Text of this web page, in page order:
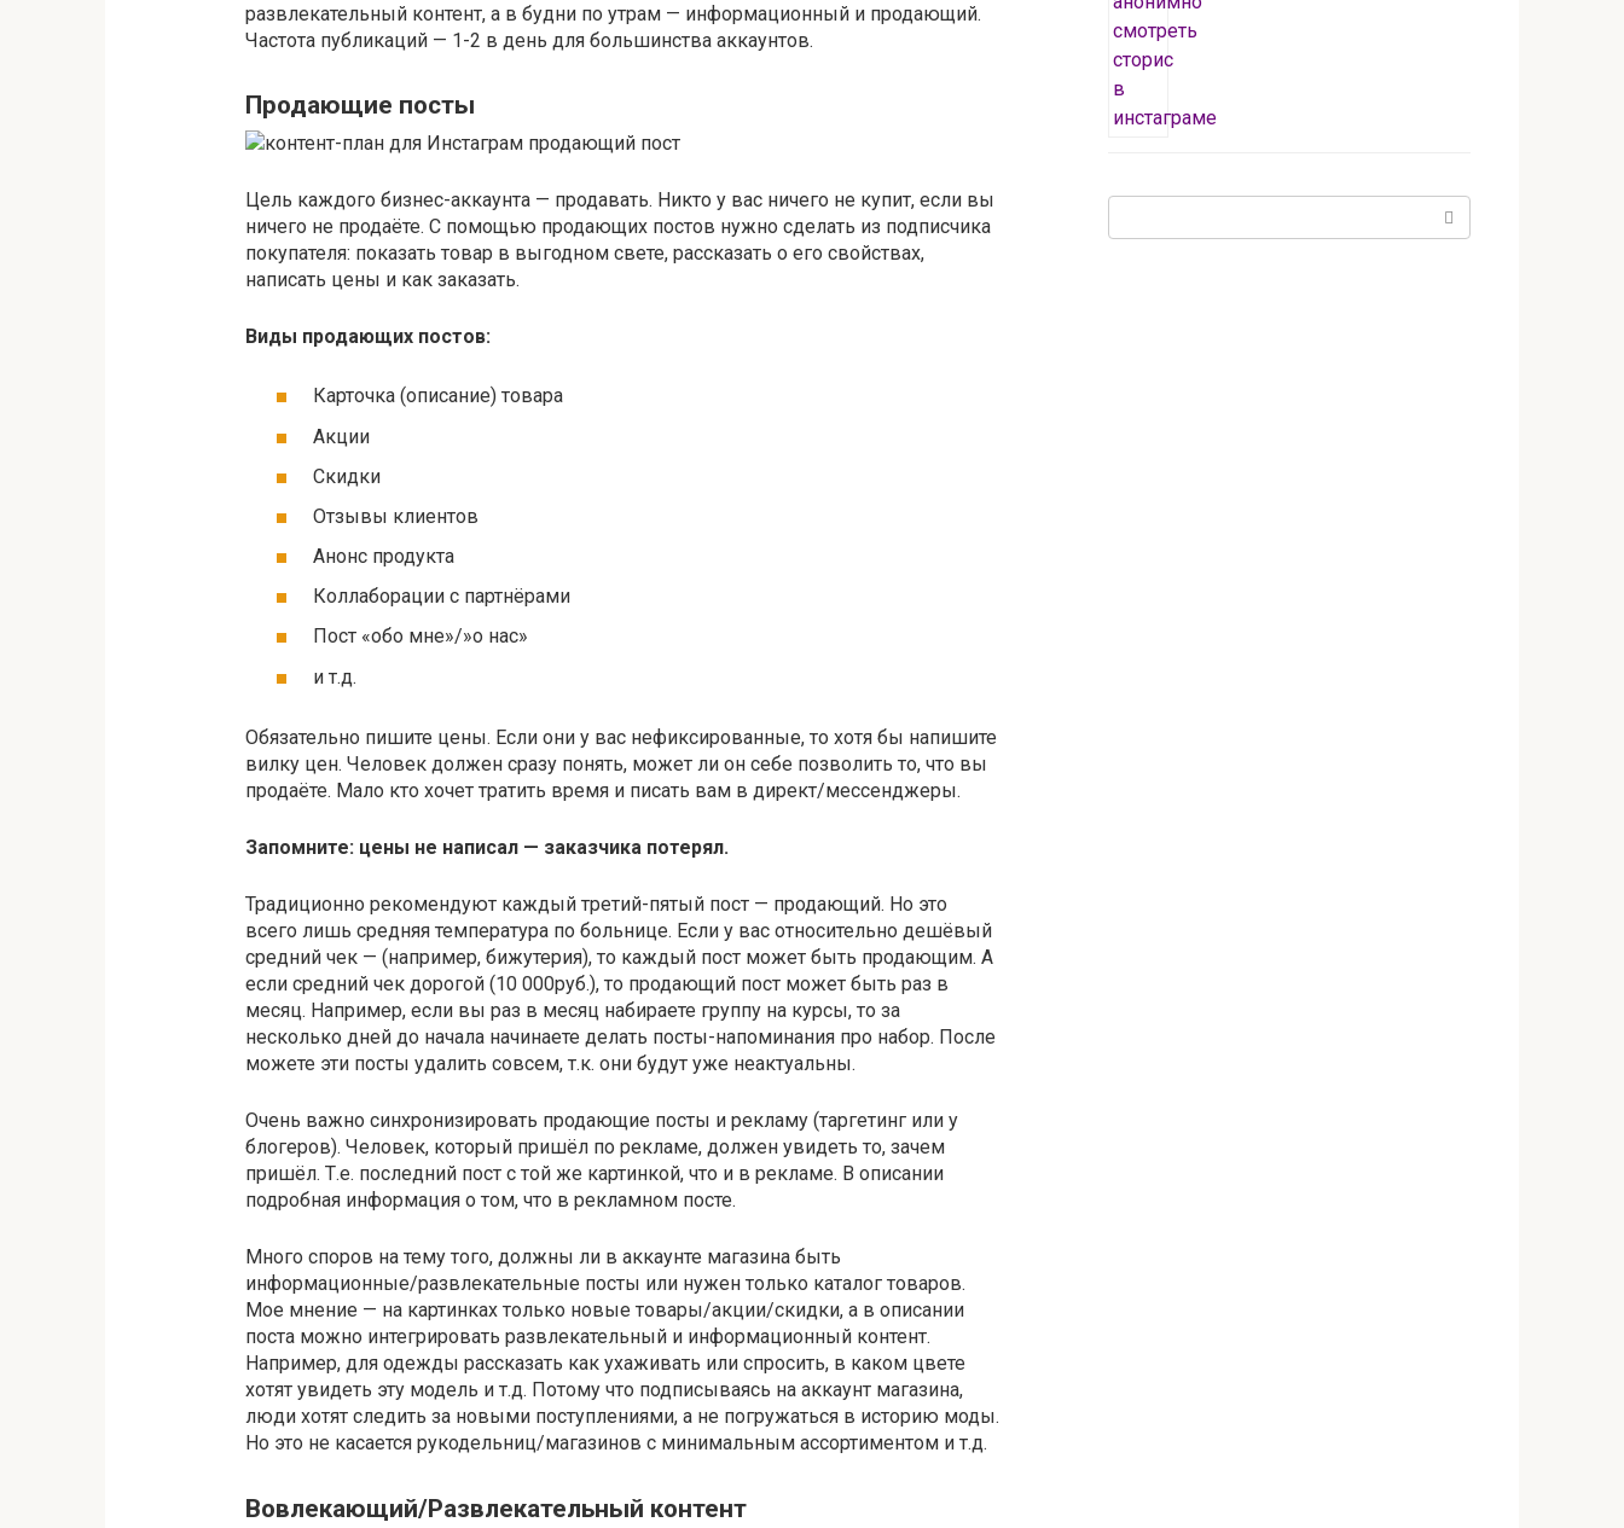
развлекательный контент, а в будни по утрам — информационный и продающий.
Частота публикаций — 1-2 в день для большинства аккаунтов.
Продающие посты
Цель каждого бизнес-аккаунта — продавать. Никто у вас ничего не купит, если вы
ничего не продаёте. С помощью продающих постов нужно сделать из подписчика
покупателя: показать товар в выгодном свете, рассказать о его свойствах,
написать цены и как заказать.
Виды продающих постов:
Карточка (описание) товара
Акции
Скидки
Отзывы клиентов
Анонс продукта
Коллаборации с партнёрами
Пост «обо мне»/»о нас»
и т.д.
Обязательно пишите цены. Если они у вас нефиксированные, то хотя бы напишите
вилку цен. Человек должен сразу понять, может ли он себе позволить то, что вы
продаёте. Мало кто хочет тратить время и писать вам в директ/мессенджеры.
Запомните: цены не написал — заказчика потерял.
Традиционно рекомендуют каждый третий-пятый пост — продающий. Но это
всего лишь средняя температура по больнице. Если у вас относительно дешёвый
средний чек — (например, бижутерия), то каждый пост может быть продающим. А
если средний чек дорогой (10 000руб.), то продающий пост может быть раз в
месяц. Например, если вы раз в месяц набираете группу на курсы, то за
несколько дней до начала начинаете делать посты-напоминания про набор. После
можете эти посты удалить совсем, т.к. они будут уже неактуальны.
Очень важно синхронизировать продающие посты и рекламу (таргетинг или у
блогеров). Человек, который пришёл по рекламе, должен увидеть то, зачем
пришёл. Т.е. последний пост с той же картинкой, что и в рекламе. В описании
подробная информация о том, что в рекламном посте.
Много споров на тему того, должны ли в аккаунте магазина быть
информационные/развлекательные посты или нужен только каталог товаров.
Мое мнение — на картинках только новые товары/акции/скидки, а в описании
поста можно интегрировать развлекательный и информационный контент.
Например, для одежды рассказать как ухаживать или спросить, в каком цвете
хотят увидеть эту модель и т.д. Потому что подписываясь на аккаунт магазина,
люди хотят следить за новыми поступлениями, а не погружаться в историю моды.
Но это не касается рукодельниц/магазинов с минимальным ассортиментом и т.д.
Вовлекающий/Развлекательный контент